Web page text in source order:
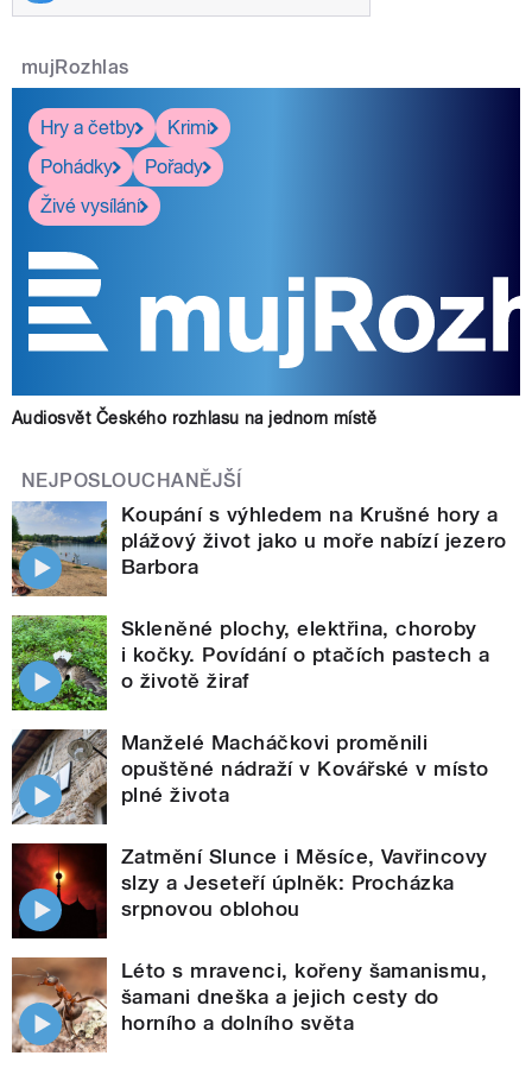
mujRozhlas
Hry a četby
Krimi
Pohádky
Pořady
Živé vysílání
Audiosvět Českého rozhlasu na jednom místě
NEJPOSLOUCHANĚJŠÍ
Koupání s výhledem na Krušné hory a
plážový život jako u moře nabízí jezero
Barbora
Skleněné plochy, elektřina, choroby
i kočky. Povídání o ptačích pastech a
o životě žiraf
Manželé Macháčkovi proměnili
opuštěné nádraží v Kovářské v místo
plné života
Zatmění Slunce i Měsíce, Vavřincovy
slzy a Jeseteří úplněk: Procházka
srpnovou oblohou
Léto s mravenci, kořeny šamanismu,
šamani dneška a jejich cesty do
horního a dolního světa